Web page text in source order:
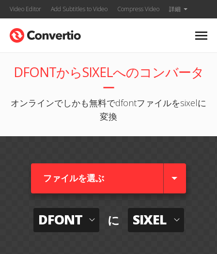
Video Editor Add Subtitles to Video Compress Video 詳細
DFONTからSIXELへのコンバータ
ー
オンラインでしかも無料でdfontファイルをsixelに
変換
ファイルを選ぶ
DFONT に SIXEL